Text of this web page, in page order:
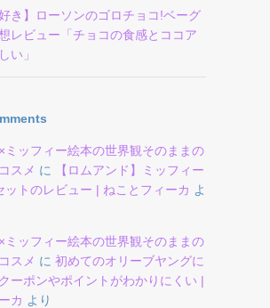
好き】ローソンのゴロチョコ!ベーグ
レビュー「チョコの食感とココア
い」
ミッフィー絵本の世界観そのままの
スメ に
【ロムアンド】ミッフィー
ットのレビュー | ねことフィーカ よ
ミッフィー絵本の世界観そのままの
スメ に 初めてのオリーブヤングに
ーポンやポイントがわかりにくい |
カ より